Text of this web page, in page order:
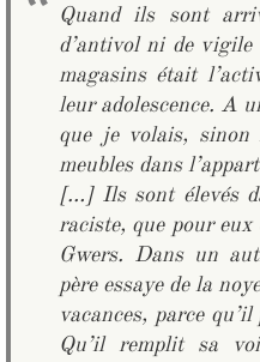
Quand ils sont
d’antivol ni de
magasins était
leur adolescence. A
que je volais, sinon
meubles dans
[…] Ils sont élevés
raciste, que pour
Gwers. Dans un
père essaye de la
vacances, parce
Qu’il remplit sa